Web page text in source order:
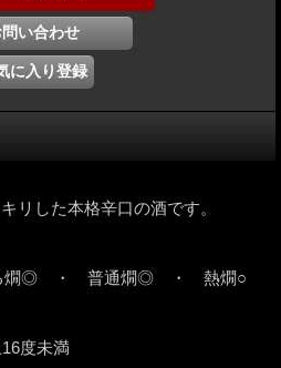
リした本格辛口の酒です。
◎ ・ 普通燗◎ ・ 熱燗○
度未満